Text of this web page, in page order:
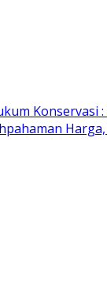
Konservasi